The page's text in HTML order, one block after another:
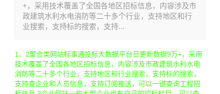
+，采用技术覆盖了全国各地区招标信息，内容涉及市
政建筑水利水电消防等二十多个行业，支持地区和行
业搜索，支持标的搜索，支持...
1、2聚合类网站标事通投标大数据平台日更新数据9万+，采用
技术覆盖了全国各地区招标信息，内容涉及市政建筑水利水电
消防等二十多个行业，支持地区和行业搜索，支持标的搜索，
支持查企业和人员信息，支持订阅推送，可以一键查询工程招